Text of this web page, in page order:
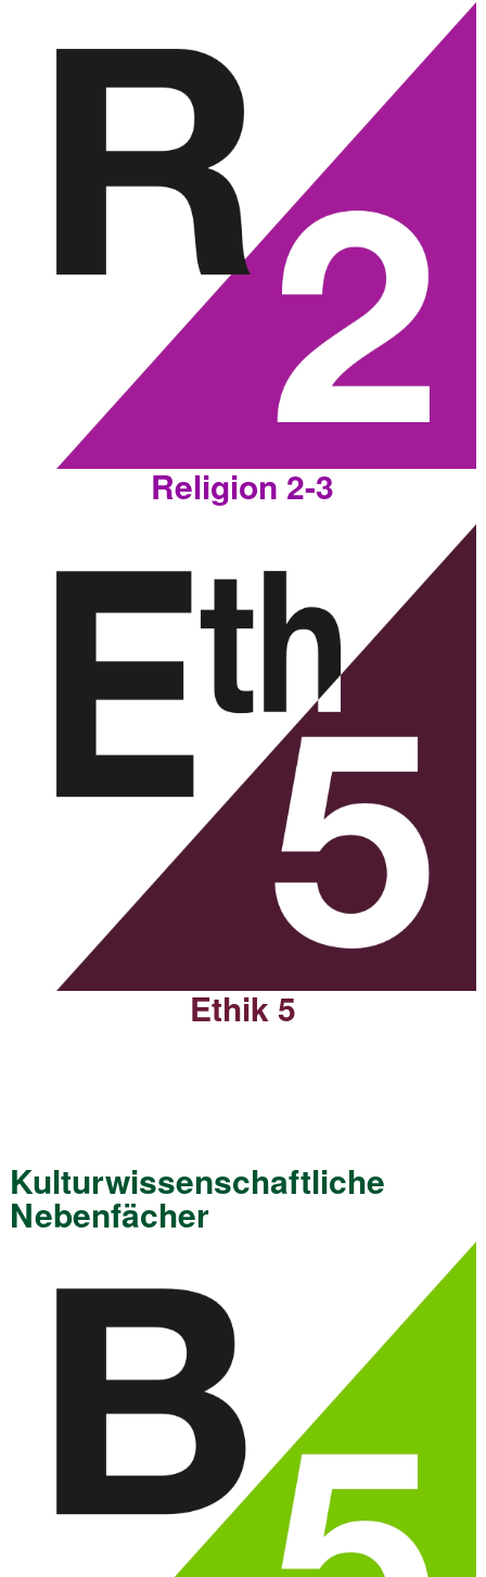
Religion 2-3
Ethik 5
Kulturwissenschaftliche
Nebenfächer